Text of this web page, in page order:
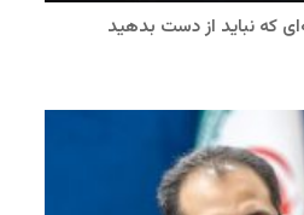
که نباید از دست بدهید